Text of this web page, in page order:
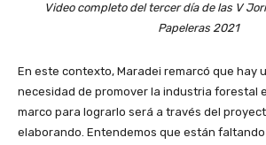
Video completo del tercer día de las V
Papeleras 2021
En este contexto, Maradei remarcó que hay
necesidad de promover la industria forestal
marco para lograrlo será a través del
elaborando. Entendemos que están